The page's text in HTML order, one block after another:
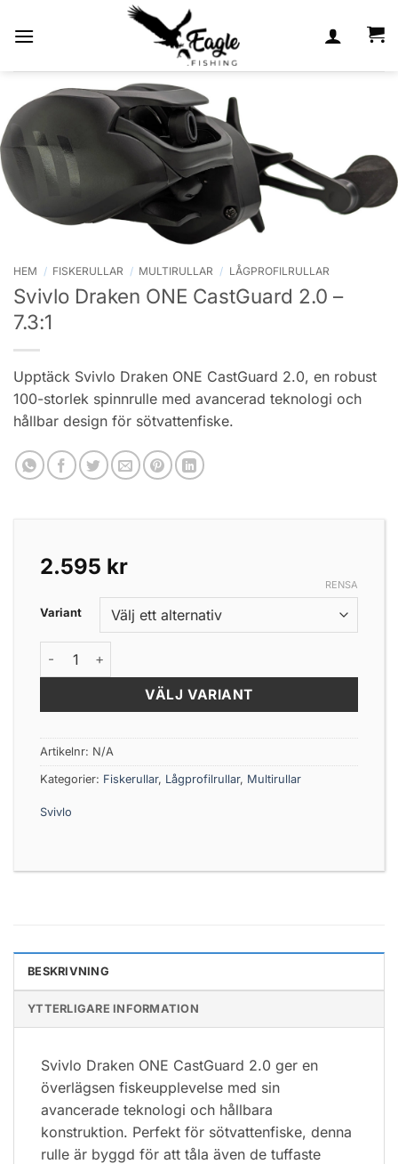
HEM / FISKERULLAR / MULTIRULLAR / LÅGPROFILRULLAR
Svivlo Draken ONE CastGuard 2.0 –
7.3:1
Upptäck Svivlo Draken ONE CastGuard 2.0, en robust
100-storlek spinnrulle med avancerad teknologi och
hållbar design för sötvattenfiske.
2.595 kr
Variant
RENSA
Svivlo Draken ONE CastGuard 2.0 - 7.3:1 mängd
VÄLJ VARIANT
Artikelnr: N/A
Kategorier: Fiskerullar, Lågprofilrullar, Multirullar
Svivlo
BESKRIVNING
YTTERLIGARE INFORMATION
Svivlo Draken ONE CastGuard 2.0 ger en
överlägsen fiskeupplevelse med sin
avancerade teknologi och hållbara
konstruktion. Perfekt för sötvattenfiske, denna
rulle är byggd för att tåla även de tuffaste